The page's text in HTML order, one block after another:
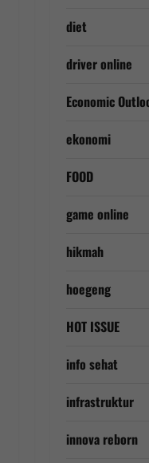
diet
driver online
Economic
ekonomi
FOOD
game online
hikmah
hoegeng
HOT ISSUE
info sehat
infrastruktur
innova reborn